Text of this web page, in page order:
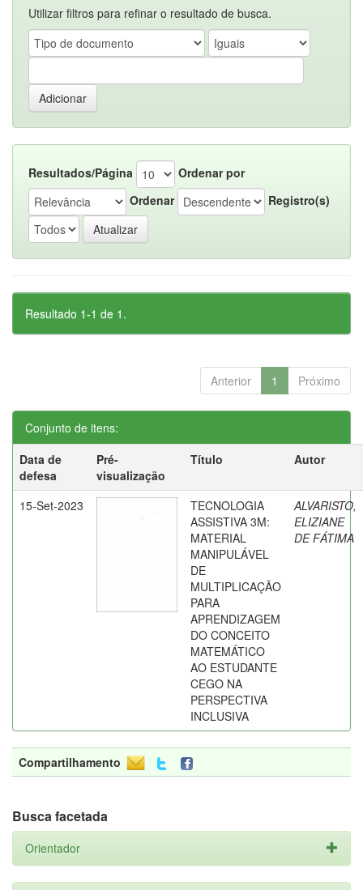
Utilizar filtros para refinar o resultado de busca.
Resultados/Página
Ordenar por
Ordenar
Registro(s)
Resultado 1-1 de 1.
Anterior 1 Próximo
Conjunto de itens:
Data de
defesa
Pré-
visualização
Título Autor
15-Set-2023
TECNOLOGIA
ASSISTIVA 3M:
MATERIAL
MANIPULÁVEL
DE
MULTIPLICAÇÃO
PARA
APRENDIZAGEM
DO CONCEITO
MATEMÁTICO
AO ESTUDANTE
CEGO NA
PERSPECTIVA
INCLUSIVA
ALVARISTO,
ELIZIANE
DE FÁTIMA
Compartilhamento
Busca facetada
Orientador